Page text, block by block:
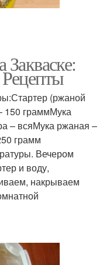
(ржаной
150 граммМука
– всяМука ржаная –
грамм
Вечером
и воду,
накрываем